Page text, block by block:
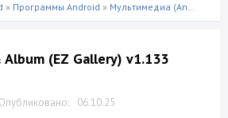
» Программы Android » Мультимедиа (Android)
(EZ Gallery) v1.133
06.10.25